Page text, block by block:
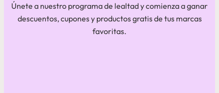
Únete a nuestro programa de lealtad y comienza a ganar
descuentos, cupones y productos gratis de tus marcas
favoritas.